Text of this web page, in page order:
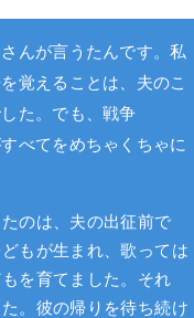
んが言うたんです。私
覚えることは、夫のこ
た。でも、戦争
べてをめちゃくちゃに
のは、夫の出征前で
もが生まれ、歌っては
を育てました。それ
。彼の帰りを待ち続け